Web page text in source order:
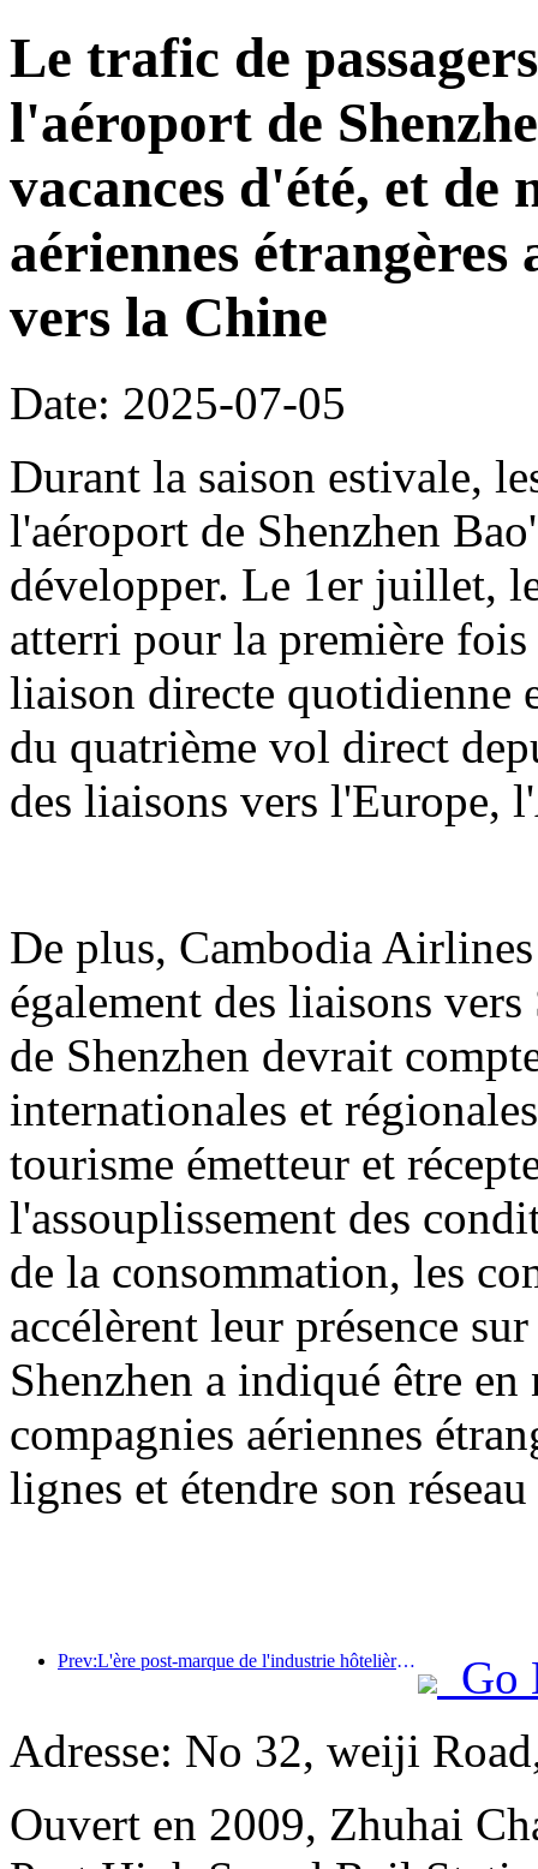
Le trafic de
l'aéroport de
vacances d'été, et de
aériennes
vers la Chine
Date: 2025-07-05
Durant la saison estivale,
l'aéroport de Shenzhen
développer. Le 1er juillet,
atterri pour la première
liaison directe quotidienne
du quatrième vol direct
des liaisons vers l'Europe,
De plus, Cambodia
également des liaisons
de Shenzhen devrait
internationales et
tourisme émetteur et
l'assouplissement des
de la consommation, les
accélèrent leur présence
Shenzhen a indiqué être
compagnies aériennes
lignes et étendre son
Prev:L'ère post-marque de l'industrie hôtelière : de l'expansion à l'efficacité
Go
Adresse: No 32, weiji
Ouvert en 2009, Zhuhai